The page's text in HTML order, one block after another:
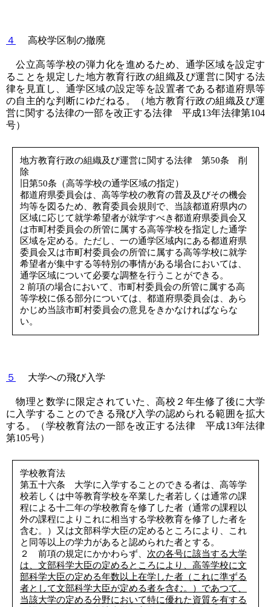
４ 高校学区制の撤廃
公立高等学校の弾力化を進めるため、通学区域を設定す
ることを規定した地方教育行政の組織及び運営に関する法
律を見直し、通学区域の設定等を設置者である都道府県等
の自主的な判断にゆだねる。（地方教育行政の組織及び運
営に関する法律の一部を改正する法律 平成13年法律第104
号）
地方教育行政の組織及び運営に関する法律 第50条 削
除
旧第50条（高等学校の通学区域の指定）
都道府県委員会は、高等学校の教育の普及及びその機会
均等を図るため、教育委員会規則で、当該都道府県内の
区域に応じて就学希望者が就学すべき都道府県委員会又
は市町村委員会の所管に属する高等学校を指定した通学
区域を定める。ただし、一の通学区域内にある都道府県
委員会又は市町村委員会の所管に属する高等学校に就学
希望者が集中する等特別の事情がある場合においては、
通学区域について必要な調整を行うことができる。
2 前項の場合において、市町村委員会の所管に属する高
等学校に係る部分については、都道府県委員会は、あら
かじめ当該市町村委員会の意見をきかなければならな
い。
５ 大学への飛び入学
物理と数学に限定されていた、高校２年生修了後に大学
に入学することのできる飛び入学の認められる範囲を拡大
する。（学校教育法の一部を改正する法律 平成13年法律
第105号）
学校教育法
第五十六条 大学に入学することのできる者は、高等学
校若しくは中等教育学校を卒業した者若しくは通常の課
程による十二年の学校教育を修了した者（通常の課程以
外の課程によりこれに相当する学校教育を修了した者を
含む。）又は文部科学大臣の定めるところにより、これ
と同等以上の学力があると認められた者とする。
２ 前項の規定にかかわらず、 次の各号に該当する大学
は、文部科学大臣の定めるところにより、高等学校に文
部科学大臣の定める年数以上在学した者（これに準ずる
者として文部科学大臣が定める者を含む。）であつて、
当該大学の定める分野において特に優れた資質を有する